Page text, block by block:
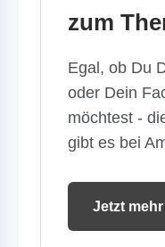
zum
Egal, ob Du
oder Dein
möchtest -
gibt es bei
Jetzt